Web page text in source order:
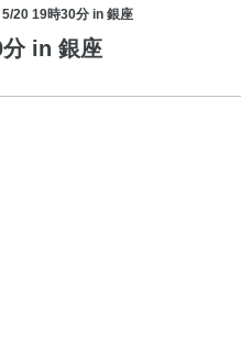
20 19時30分 in 銀座
分 in 銀座